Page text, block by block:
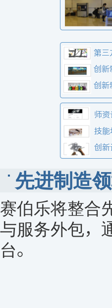
先进制造
赛伯乐将整合
与服务外包，
台。